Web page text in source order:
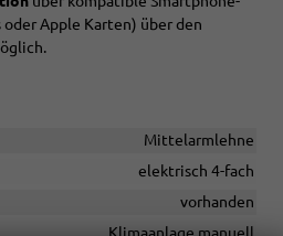
oder Apple Karten) über den
Mittelarmlehne
elektrisch 4-fach
vorhanden